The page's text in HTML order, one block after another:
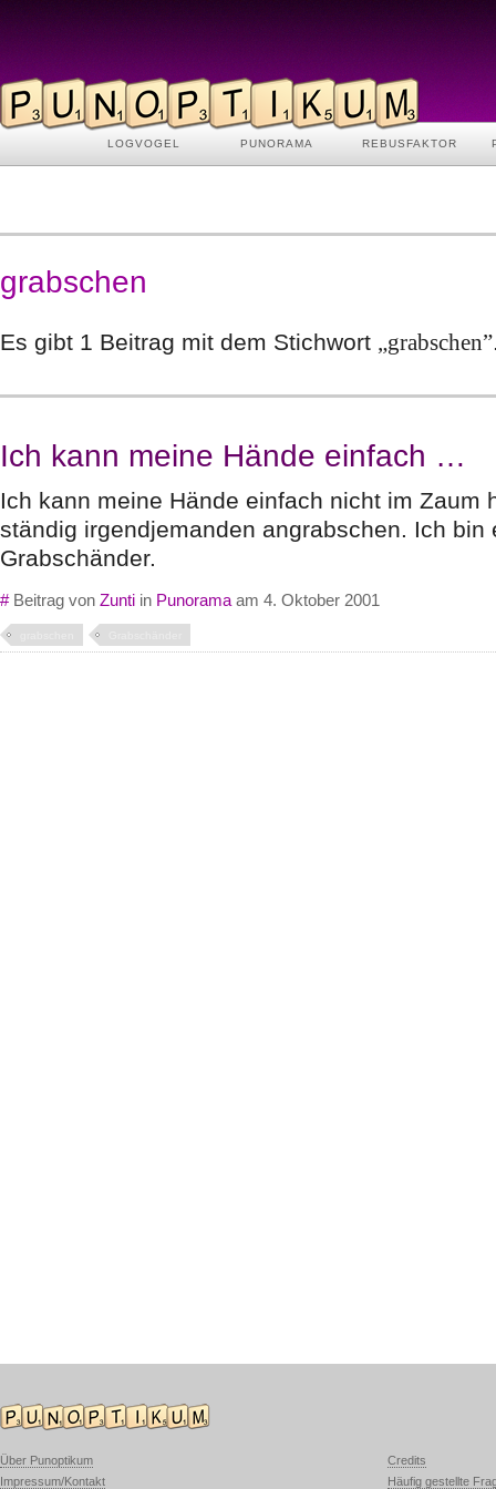
LOGVOGEL PUNORAMA REBUSFAKTOR
grabschen
Es gibt 1 Beitrag mit dem Stichwort „grabschen”
Ich kann meine Hände einfach …
Ich kann meine Hände einfach nicht im Zaum
ständig irgendjemanden angrabschen. Ich bin
Grabschänder.
#Beitrag von Zunti in Punorama am 4. Oktober 2001
Über Punoptikum
Impressum/Kontakt
Credits
Häufig gestellte